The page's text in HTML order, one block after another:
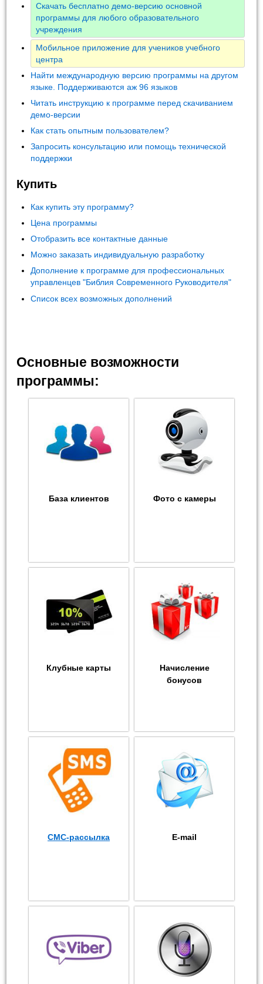
Скачать бесплатно демо-версию основной
программы для любого образовательного
учреждения
Мобильное приложение для учеников учебного
центра
Найти международную версию программы на другом
языке. Поддерживаются аж 96 языков
Читать инструкцию к программе перед скачиванием
демо-версии
Как стать опытным пользователем?
Запросить консультацию или помощь технической
поддержки
Купить
Как купить эту программу?
Цена программы
Отобразить все контактные данные
Можно заказать индивидуальную разработку
Дополнение к программе для профессиональных
управленцев "Библия Современного Руководителя"
Список всех возможных дополнений
Основные возможности
программы:
База клиентов Фото с камеры
Клубные карты
Начисление
бонусов
СМС-рассылка E-mail